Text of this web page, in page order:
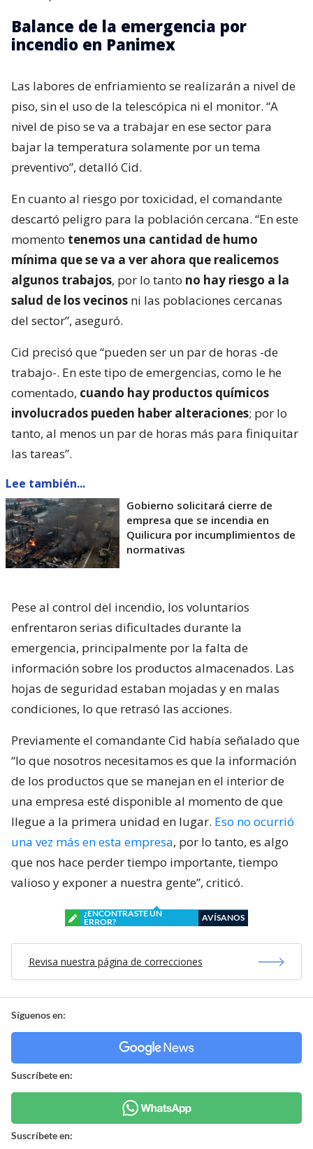
Balance de la emergencia por
incendio en Panimex
Las labores de enfriamiento se realizarán a nivel de
piso, sin el uso de la telescópica ni el monitor. “A
nivel de piso se va a trabajar en ese sector para
bajar la temperatura solamente por un tema
preventivo”, detalló Cid.
En cuanto al riesgo por toxicidad, el comandante
descartó peligro para la población cercana. “En este
momento tenemos una cantidad de humo
mínima que se va a ver ahora que realicemos
algunos trabajos, por lo tanto no hay riesgo a la
salud de los vecinos ni las poblaciones cercanas
del sector”, aseguró.
Cid precisó que “pueden ser un par de horas -de
trabajo-. En este tipo de emergencias, como le he
comentado, cuando hay productos químicos
involucrados pueden haber alteraciones; por lo
tanto, al menos un par de horas más para finiquitar
las tareas”.
Lee también...
Gobierno solicitará cierre de
empresa que se incendia en
Quilicura por incumplimientos de
normativas
Pese al control del incendio, los voluntarios
enfrentaron serias dificultades durante la
emergencia, principalmente por la falta de
información sobre los productos almacenados. Las
hojas de seguridad estaban mojadas y en malas
condiciones, lo que retrasó las acciones.
Previamente el comandante Cid había señalado que
“lo que nosotros necesitamos es que la información
de los productos que se manejan en el interior de
una empresa esté disponible al momento de que
llegue a la primera unidad en lugar. Eso no ocurrió
una vez más en esta empresa, por lo tanto, es algo
que nos hace perder tiempo importante, tiempo
valioso y exponer a nuestra gente”, criticó.
¿ENCONTRASTE UN
ERROR?
AVÍSANOS
Revisa nuestra página de correcciones
Síguenos en:
Suscríbete en:
Suscríbete en: